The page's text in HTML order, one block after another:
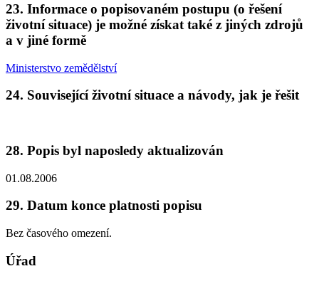
23. Informace o popisovaném postupu (o řešení
životní situace) je možné získat také z jiných zdrojů
a v jiné formě
Ministerstvo zemědělství
24. Související životní situace a návody, jak je řešit
28. Popis byl naposledy aktualizován
01.08.2006
29. Datum konce platnosti popisu
Bez časového omezení.
Úřad